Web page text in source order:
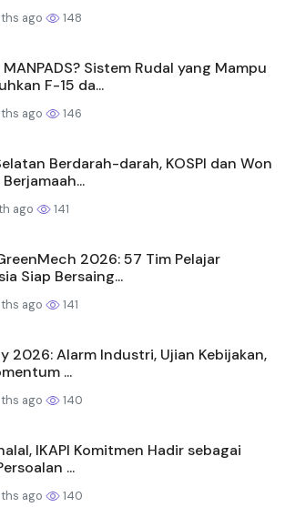
ago 148
Sistem Rudal yang Mampu
F-15 da...
ago 146
Berdarah-darah, KOSPI dan Won
ago 141
2026: 57 Tim Pelajar
Siap Bersaing...
ago 141
2026: Alarm Industri, Ujian Kebijakan,
...
ago 140
IKAPI Komitmen Hadir sebagai
...
ago 140